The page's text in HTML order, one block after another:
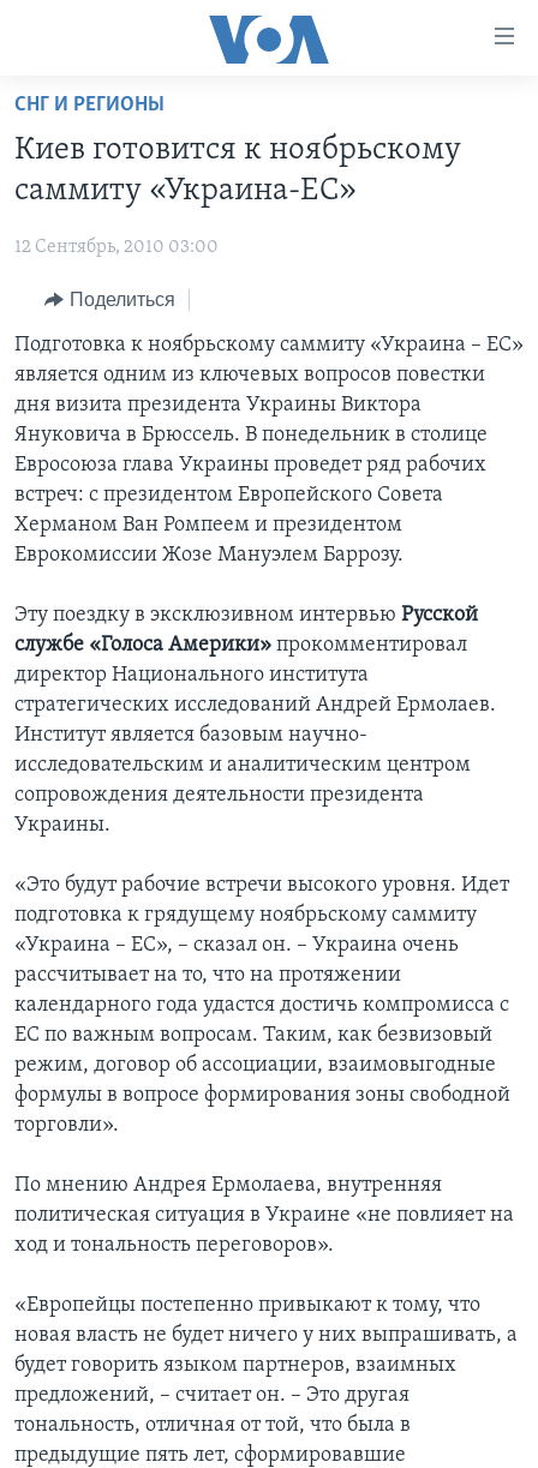
Перейти
основной
контент
навигации
Перейти
поиск
НОВОСТИ ЗА МИНУТУ
ИТОГИ
ПОЧЕМУ ЭТО ВАЖНО?
ДИСКУССИЯ VOA
ДЕТАЛИ
НЬЮ-ЙОРК NEW YORK
АМЕРИКА. БОЛЬШОЕ ПУТЕШЕСТВИЕ
УЧИМ АНГЛИЙСКИЙ
НАША АМЕРИКАНСКАЯ ИСТОРИЯ
А КАК В АМЕРИКЕ?
АРТЕФАКТЫ
АМЕРИКАНСКИЕ ГОРОДКИ
ТЕСТЫ
ЭКСПЕРТИЗА
ИНТЕРВЬЮ
ФАКТЫ ПРОТИВ ФЕЙКОВ
ЗА СВОБОДУ ПРЕССЫ
УЧИМ АНГЛИЙСКИЙ
ВИДЕО
ПОДПИСКА НА НОВОСТИ
СОЦИАЛЬНЫЕ СЕТИ
Языки
СНГ И РЕГИОНЫ
Киев готовится к ноябрьскому
саммиту «Украина-ЕС»
12 Сентябрь, 2010 03:00
Поделиться
Подготовка к ноябрьскому саммиту «Украина – ЕС»
является одним из ключевых вопросов повестки
дня визита президента Украины Виктора
Януковича в Брюссель. В понедельник в столице
Евросоюза глава Украины проведет ряд рабочих
встреч: с президентом Европейского Совета
Херманом Ван Ромпеем и президентом
Еврокомиссии Жозе Мануэлем Баррозу.
Эту поездку в эксклюзивном интервью Русской
службе «Голоса Америки» прокомментировал
директор Национального института
стратегических исследований Андрей Ермолаев.
Институт является базовым научно-
исследовательским и аналитическим центром
сопровождения деятельности президента
Украины.
«Это будут рабочие встречи высокого уровня. Идет
подготовка к грядущему ноябрьскому саммиту
«Украина – ЕС», – сказал он. – Украина очень
рассчитывает на то, что на протяжении
календарного года удастся достичь компромисса с
ЕС по важным вопросам. Таким, как безвизовый
режим, договор об ассоциации, взаимовыгодные
формулы в вопросе формирования зоны свободной
торговли».
По мнению Андрея Ермолаева, внутренняя
политическая ситуация в Украине «не повлияет на
ход и тональность переговоров».
«Европейцы постепенно привыкают к тому, что
новая власть не будет ничего у них выпрашивать, а
будет говорить языком партнеров, взаимных
предложений, – считает он. – Это другая
тональность, отличная от той, что была в
предыдущие пять лет, сформировавшие